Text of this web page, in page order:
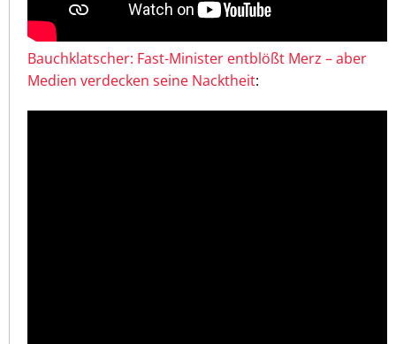
Bauchklatscher: Fast-Minister entblößt Merz – aber
Medien verdecken seine Nacktheit: